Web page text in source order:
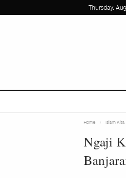
Thursday,
Home Islam Kita
Ngaji